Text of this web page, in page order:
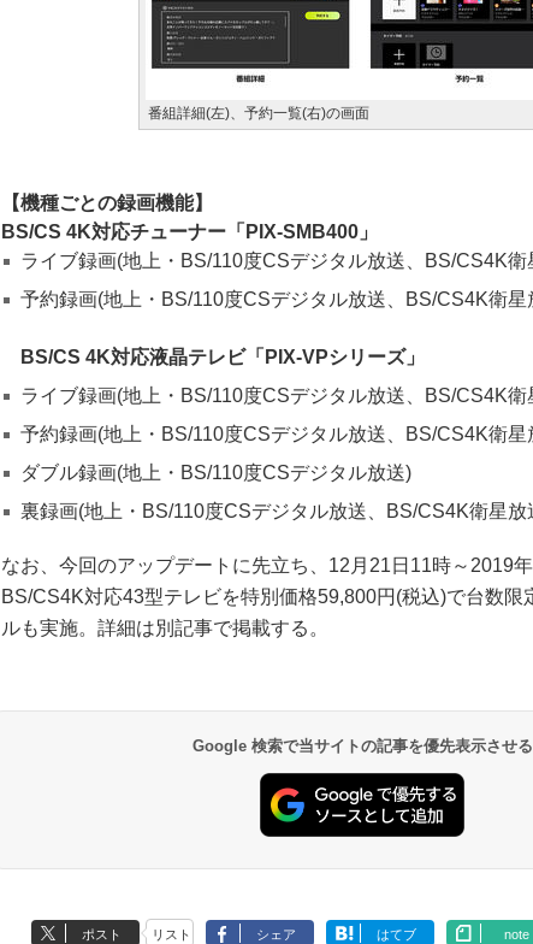
番組詳細(左)、予約一覧(右)の画面
【機種ごとの録画機能】
BS/CS 4K対応チューナー「PIX-SMB400」
ライブ録画(地上・BS/110度CSデジタル放送、BS/CS4K衛
予約録画(地上・BS/110度CSデジタル放送、BS/CS4K衛星
BS/CS 4K対応液晶テレビ「PIX-VPシリーズ」
ライブ録画(地上・BS/110度CSデジタル放送、BS/CS4K衛
予約録画(地上・BS/110度CSデジタル放送、BS/CS4K衛星
ダブル録画(地上・BS/110度CSデジタル放送)
裏録画(地上・BS/110度CSデジタル放送、BS/CS4K衛星放
なお、今回のアップデートに先立ち、12月21日11時～2019年
BS/CS4K対応43型テレビを特別価格59,800円(税込)で台数限
ルも実施。詳細は別記事で掲載する。
Google 検索で当サイトの記事を優先表示させる
ポスト リスト シェア はてブ note